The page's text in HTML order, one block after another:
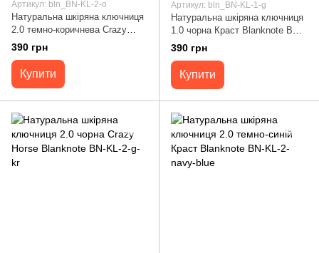
Артикул: bln_BN-KL-2-o
Натуральна шкіряна ключниця
2.0 темно-коричнева Crazy
Horse Blanknote BN-KL-2-o
390 грн
Купити
Артикул: bln_BN-KL-1-g
Натуральна шкіряна ключниця
1.0 чорна Краст Blanknote BN-
KL-1-g
390 грн
Купити